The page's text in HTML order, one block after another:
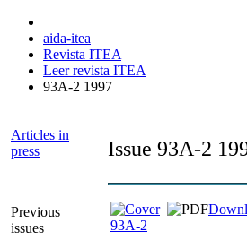
aida-itea
Revista ITEA
Leer revista ITEA
93A-2 1997
Articles in
press
Previous
issues
Issue 93A-2